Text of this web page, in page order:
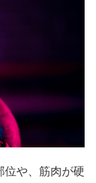
位や、筋肉が硬